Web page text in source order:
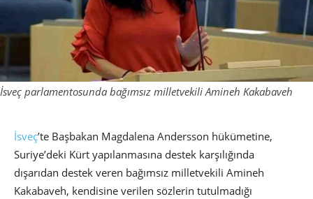
İsveç parlamentosunda bağımsız milletvekili Amineh Kakabaveh
İsveç’te Başbakan Magdalena Andersson hükümetine,
Suriye’deki Kürt yapılanmasına destek karşılığında
dışarıdan destek veren bağımsız milletvekili Amineh
Kakabaveh, kendisine verilen sözlerin tutulmadığı